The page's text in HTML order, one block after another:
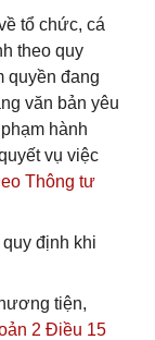
tổ chức, cá
theo quy
quyền đang
văn bản yêu
hành
vụ việc
Thông tư
định khi
tiện,
2 Điều 15